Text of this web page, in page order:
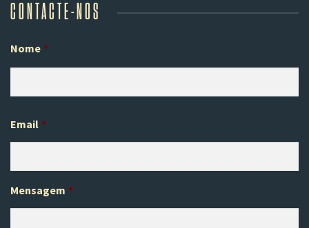
CONTACTE-NOS
Nome *
Email *
Mensagem *